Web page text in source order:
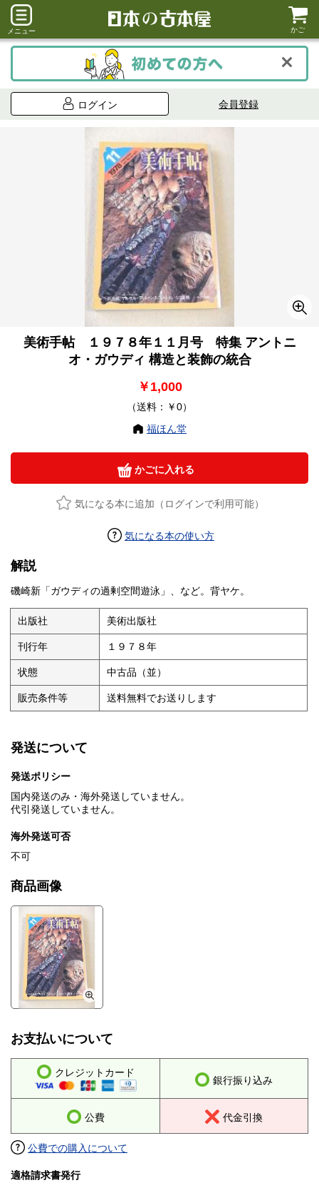
メニュー かご
ログイン 会員登録
美術手帖 １９７８年１１月号 特集 アントニ
オ・ガウディ 構造と装飾の統合
￥1,000
（送料：￥0）
福ほん堂
かごに入れる
気になる本に追加（ログインで利用可能）
気になる本の使い方
解説
磯崎新「ガウディの過剰空間遊泳」、など。背ヤケ。
出版社 美術出版社
刊行年 １９７８年
状態 中古品（並）
販売条件等 送料無料でお送りします
発送について
発送ポリシー
国内発送のみ・海外発送していません。
代引発送していません。
海外発送可否
不可
商品画像
お支払いについて
クレジットカード
銀行振り込み
公費 代金引換
公費での購入について
適格請求書発行